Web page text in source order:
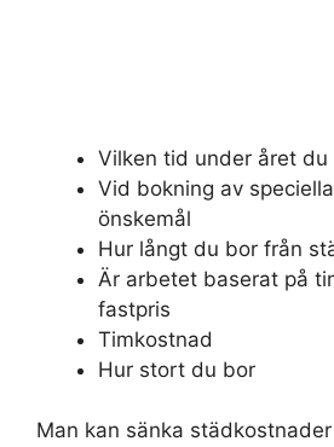
Vilken tid under året du
Vid bokning av
önskemål
Hur långt du bor från
Är arbetet baserat på
fastpris
Timkostnad
Hur stort du bor
Man kan sänka